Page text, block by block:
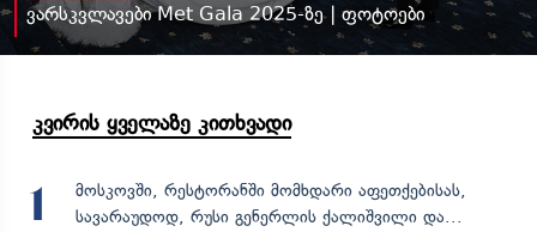
ვარსკვლავები Met Gala 2025-ზე | ფოტოები
კვირის ყველაზე კითხვადი
1
მოსკოვში, რესტორანში მომხდარი აფეთქებისას,
სავარაუდოდ, რუსი გენერლის ქალიშვილი და...